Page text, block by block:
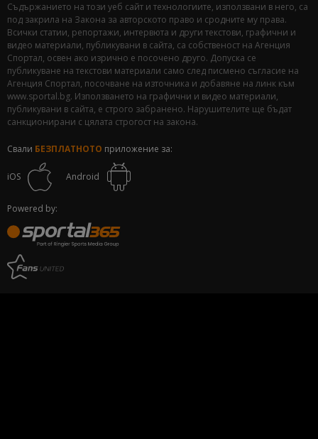
Съдържанието на този уеб сайт и технологиите, използвани в него, са
под закрила на Закона за авторското право и сродните му права.
Всички статии, репортажи, интервюта и други текстови, графични и
видео материали, публикувани в сайта, са собственост на Агенция
Спортал, освен ако изрично е посочено друго. Допуска се
публикуване на текстови материали само след писмено съгласие на
Агенция Спортал, посочване на източника и добавяне на линк към
www.sportal.bg. Използването на графични и видео материали,
публикувани в сайта, е строго забранено. Нарушителите ще бъдат
санкционирани с цялата строгост на закона.
Свали БЕЗПЛАТНОТО приложение за:
iOS Android
Powered by: